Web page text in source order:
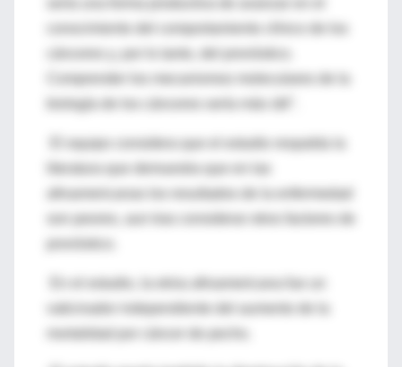
conocimiento del comportamiento clínico de los
biología de los cánceres sería más útil".
El equipo considera que el estudio respalda la
vaticinador independiente del aumento de la